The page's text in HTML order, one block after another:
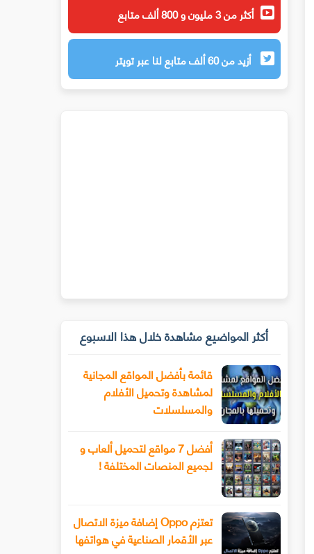
أكثر من 3 مليون و 800 ألف متابع
أزيد من 60 ألف متابع لنا عبر تويتر
أكثر المواضيع مشاهدة خلال هذا الاسبوع
قائمة بأفضل المواقع المجانية
لمشاهدة وتحميل الأفلام
والمسلسلات
أفضل 7 مواقع لتحميل ألعاب و
لجميع المنصات المختلفة !
تعتزم Oppo إضافة ميزة الاتصال
عبر الأقمار الصناعية في هواتفها